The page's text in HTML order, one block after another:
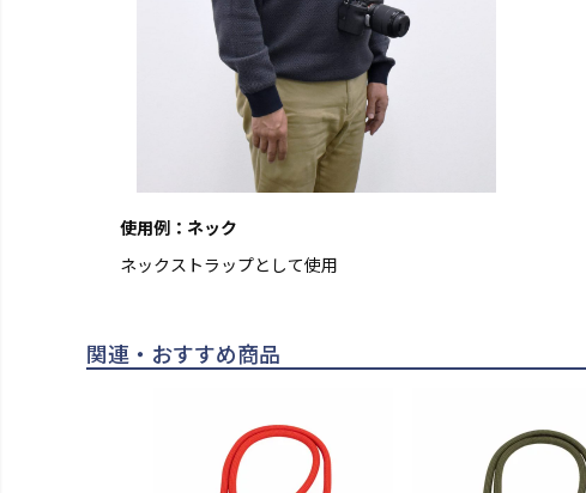
使用例：ネック
ネックストラップとして使用
関連・おすすめ商品